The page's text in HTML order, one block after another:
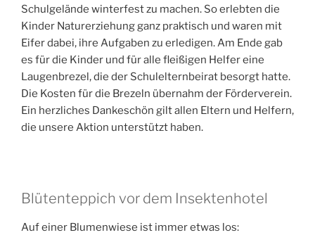
Schulgelände winterfest zu machen. So erlebten die
Kinder Naturerziehung ganz praktisch und waren mit
Eifer dabei, ihre Aufgaben zu erledigen. Am Ende gab
es für die Kinder und für alle fleißigen Helfer eine
Laugenbrezel, die der Schulelternbeirat besorgt hatte.
Die Kosten für die Brezeln übernahm der Förderverein.
Ein herzliches Dankeschön gilt allen Eltern und Helfern,
die unsere Aktion unterstützt haben.
Blütenteppich vor dem Insektenhotel
Auf einer Blumenwiese ist immer etwas los: